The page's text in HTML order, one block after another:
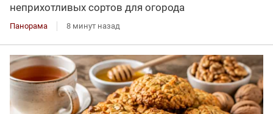
неприхотливых сортов для огорода
Панорама 8 минут назад